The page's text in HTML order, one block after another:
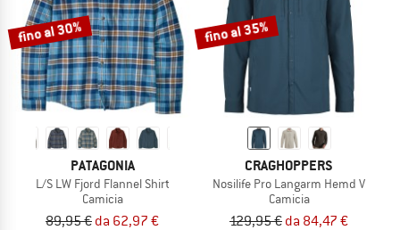
fino al 30%
PATAGONIA
L/S LW Fjord Flannel Shirt
Camicia
89,95 € da 62,97 €
fino al 35%
CRAGHOPPERS
Nosilife Pro Langarm Hemd V
Camicia
129,95 € da 84,47 €